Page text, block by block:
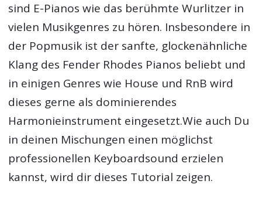
sind E-Pianos wie das berühmte Wurlitzer in
vielen Musikgenres zu hören. Insbesondere in
der Popmusik ist der sanfte, glockenähnliche
Klang des Fender Rhodes Pianos beliebt und
in einigen Genres wie House und RnB wird
dieses gerne als dominierendes
Harmonieinstrument eingesetzt.Wie auch Du
in deinen Mischungen einen möglichst
professionellen Keyboardsound erzielen
kannst, wird dir dieses Tutorial zeigen.